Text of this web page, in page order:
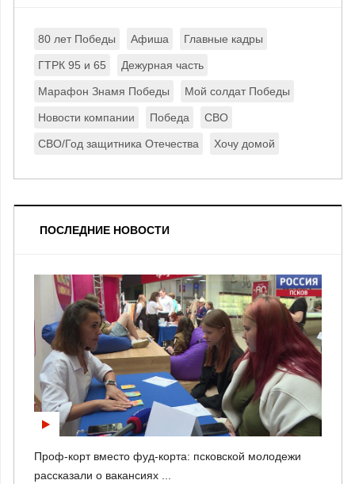
80 лет Победы Афиша Главные кадры
ГТРК 95 и 65 Дежурная часть
Марафон Знамя Победы Мой солдат Победы
Новости компании Победа СВО
СВО/Год защитника Отечества Хочу домой
ПОСЛЕДНИЕ НОВОСТИ
Проф-корт вместо фуд-корта: псковской молодежи
рассказали о вакансиях ...